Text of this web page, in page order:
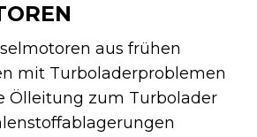
aus frühen
mit Turboladerproblemen
Ölleitung zum Turbolader